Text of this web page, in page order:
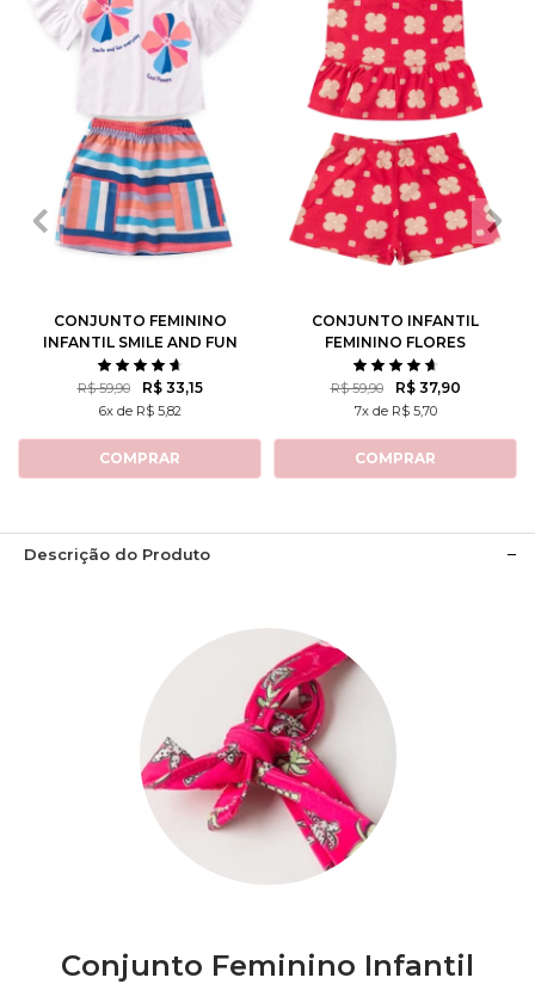
2 3 4 6 8
CONJUNTO FEMININO
INFANTIL SMILE AND FUN
R$ 59,90 R$ 33,15
6x de R$ 5,82
COMPRAR
2 3 8
CONJUNTO INFANTIL
FEMININO FLORES
ROTATIVAS
R$ 59,90 R$ 37,90
7x de R$ 5,70
COMPRAR
Descrição do Produto
Conjunto Feminino Infantil